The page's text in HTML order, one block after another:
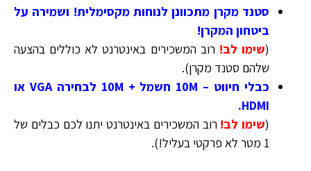
סטנד מקרן מתכוונן לנוחות מקסימלית! ושמירה על
ביטחון המקרן!
(שימו לב! רוב המשכירים באינטרנט לא כוללים בהצעה
שלהם סטנד מקרן)
.
כבלי חיווט – 10M חשמל + 10M לבחירה VGA או
HDMI.
(שימו לב! רוב המשכירים באינטרנט יתנו לכם כבלים של
1 מטר לא פרקטי בעליל!
)
.